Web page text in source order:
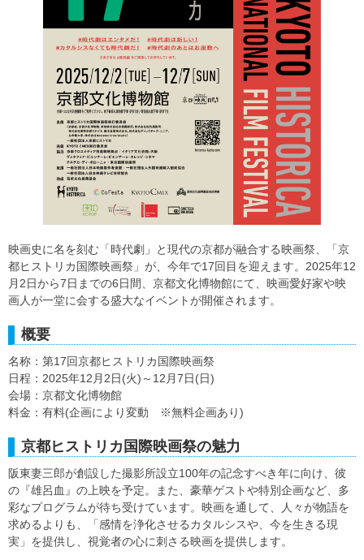
映画史に名を刻む「時代劇」と現代の京都が融合する映画祭、「京
都ヒストリカ国際映画祭」が、今年で17回目を迎えます。2025年12
月2日から7日までの6日間、京都文化博物館にて、映画愛好家や映
画人が一堂に会する盛大なイベントが開催されます。
概要
名称：第17回京都ヒストリカ国際映画祭
日程：2025年12月2日(火)～12月7日(日)
会場：京都文化博物館
料金：有料(企画により変動 ※無料企画あり)
京都ヒストリカ国際映画祭の魅力
阪東妻三郎が創設した撮影所設立100年の記念すべき年に向け、彼
の『雄呂血』の上映を予定。また、豪華ゲストや特別企画など、多
彩なプログラムが待ち受けています。映画を通して、人々が物語を
求めるよりも、「感情を浄化させるカタルシスや、今を生きる現
実」を提供し、視覚者の心に刺さる映画を提供します。